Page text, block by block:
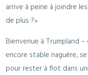
arrive à peine à joindre
de plus ?»
Bienvenue à Trumpland –
encore stable naguère,
pour rester à flot dans